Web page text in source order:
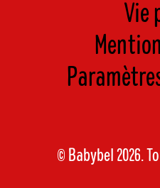
Vie
© Babybel 2026.